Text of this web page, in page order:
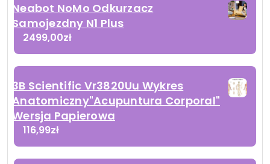
Neabot NoMo Odkurzacz
Samojezdny N1 Plus
2499,00zł
3B Scientific Vr3820Uu Wykres
Anatomiczny"Acupuntura Corporal"
Wersja Papierowa
116,99zł